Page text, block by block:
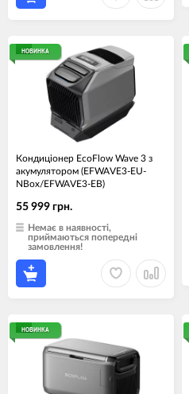
НОВИНКА
Кондиціонер EcoFlow Wave 3 з
акумулятором (EFWAVE3-EU-
NBox/EFWAVE3-EB)
55 999 грн.
Немає в наявності,
приймаються попередні
замовлення!
НОВИНКА